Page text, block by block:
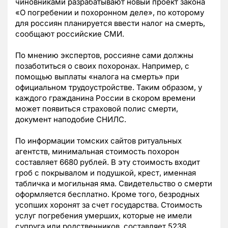
чиновниками разрабатывают новый проект закона
«О погребении и похоронном деле», по которому
для россиян планируется ввести налог на смерть,
сообщают российские СМИ.
По мнению экспертов, россияне сами должны
позаботиться о своих похоронах. Например, с
помощью выплаты «налога на смерть» при
официальном трудоустройстве. Таким образом, у
каждого гражданина России в скором времени
может появиться страховой полис смерти,
документ наподобие СНИЛС.
По информации томских сайтов ритуальных
агентств, минимальная стоимость похорон
составляет 6680 рублей. В эту стоимость входит
гроб с покрывалом и подушкой, крест, именная
табличка и могильная яма. Свидетельство о смерти
оформляется бесплатно. Кроме того, безродных
усопших хоронят за счет государства. Стоимость
услуг погребения умерших, которые не имели